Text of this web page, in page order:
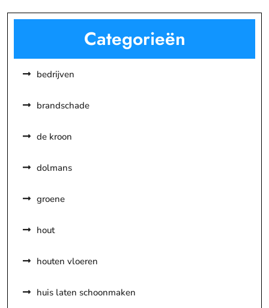
Categorieën
bedrijven
brandschade
de kroon
dolmans
groene
hout
houten vloeren
huis laten schoonmaken